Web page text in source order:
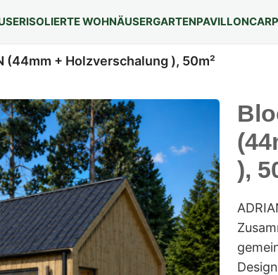
ISOLIERTE WOHNÄUSERGARTENPAVILLON
(44mm + Holzverschalung ), 50m²
),